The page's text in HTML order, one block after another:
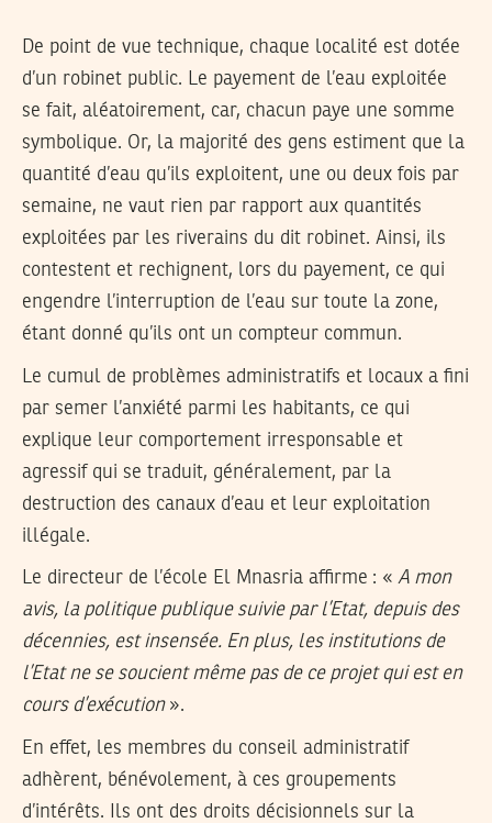
De point de vue technique, chaque localité est dotée
d’un robinet public. Le payement de l’eau exploitée
se fait, aléatoirement, car, chacun paye une somme
symbolique. Or, la majorité des gens estiment que la
quantité d’eau qu’ils exploitent, une ou deux fois par
semaine, ne vaut rien par rapport aux quantités
exploitées par les riverains du dit robinet. Ainsi, ils
contestent et rechignent, lors du payement, ce qui
engendre l’interruption de l’eau sur toute la zone,
étant donné qu’ils ont un compteur commun.
Le cumul de problèmes administratifs et locaux a fini
par semer l’anxiété parmi les habitants, ce qui
explique leur comportement irresponsable et
agressif qui se traduit, généralement, par la
destruction des canaux d’eau et leur exploitation
illégale.
Le directeur de l’école El Mnasria affirme : « A mon
avis, la politique publique suivie par l’Etat, depuis des
décennies, est insensée. En plus, les institutions de
l’Etat ne se soucient même pas de ce projet qui est en
cours d’exécution».
En effet, les membres du conseil administratif
adhèrent, bénévolement, à ces groupements
d’intérêts. Ils ont des droits décisionnels sur la